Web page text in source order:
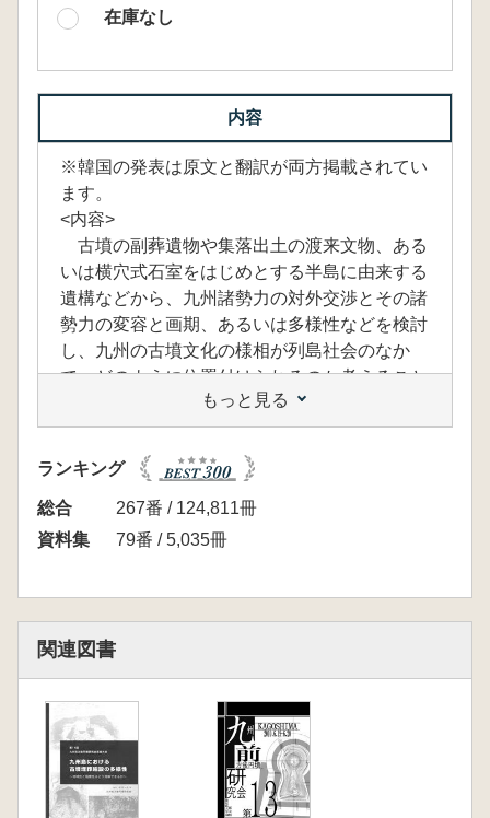
在庫なし
内容
※韓国の発表は原文と翻訳が両方掲載されてい
ます。
<内容>
古墳の副葬遺物や集落出土の渡来文物、ある
いは横穴式石室をはじめとする半島に由来する
遺構などから、九州諸勢力の対外交渉とその諸
勢力の変容と画期、あるいは多様性などを検討
し、九州の古墳文化の様相が列島社会のなか
で、どのように位置付けられるのか考えること
にしたい。今回は、渡来系文物・遺構の単なる
抽出に留まらず、新たな九州の古墳時代像を提
起する契機となることを期待したい。(開催趣
旨より)
<目次>
花田 勝広 1.宗像地域の古墳群と沖ノ島祭祀の
諫早 直人 3.九州出上の馬具と朝鮮半島
中久保辰夫 4.古墳時代前期～中期の九州出土
李 東冠 5.九州出上の鉄製農工具と冶関係遺
物から見た対外交渉
高田貫太 6.朝鮮半島における「倭系古墳」築
造の歴史的背景について
もっと見る
ランキング
総合
267番 / 124,811冊
資料集
79番 / 5,035冊
関連図書